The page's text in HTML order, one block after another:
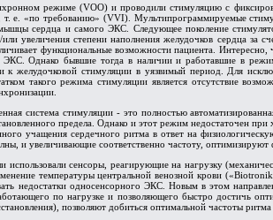
режиме (VOO) и проводили стимуляцию с
е. «по требованию» (VVI). Мультипрограммируемые
сердца и самого ЭКС. Следующее поколение
или увеличения степени наполнения желудочков сердца
функциональные возможности пациента.
ЭКС. Однако бывшие тогда в наличии и работавшие в
к желудочковой стимуляции в уязвимый период. Для
такого режима стимуляции является отсутствие
система стимуляции - это полностью
предела. Однако и этот режим недостаточен
учащения сердечного ритма в ответ на
и увеличивающие соответственно частоту,
использовали сенсоры, реагирующие на нагрузку
температуры центральной венозной крови
недостатки односенсорного ЭКС. Новым в этом
по нагрузке и позволяющего быстро достичь
позволяют добиться оптимальной частоты